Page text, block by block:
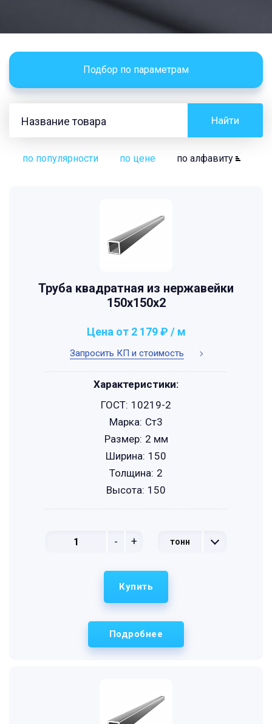
Подбор по параметрам
Найти
по популярности по цене по алфавиту
Труба квадратная из нержавейки
150х150х2
Запросить КП и стоимость
Цена от 2 179 ₽ / м
- + тонн
Характеристики:
ГОСТ: 10219-2
Марка: Ст3
Размер: 2 мм
Ширина: 150
Толщина: 2
Высота: 150
Подробнее
Купить